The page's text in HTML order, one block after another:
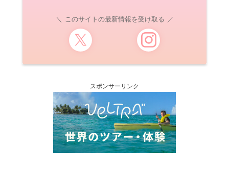
このサイトの最新情報を受け取る
スポンサーリンク